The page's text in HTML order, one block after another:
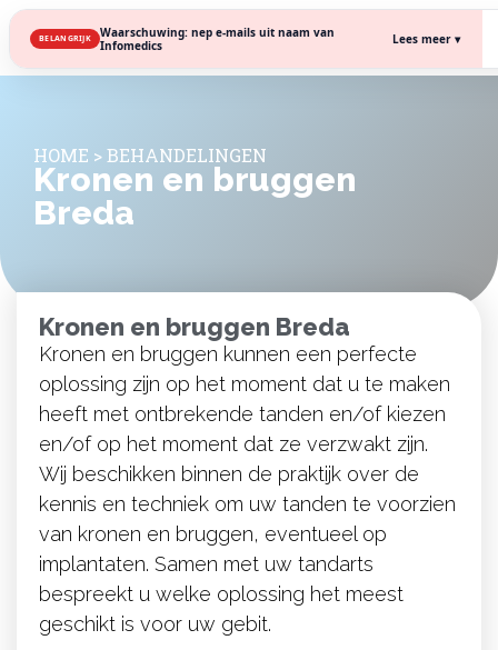
BELANGRIJK
Waarschuwing: nep e-mails uit naam van
Infomedics
Lees meer ▾
HOME >BEHANDELINGEN
Kronen en bruggen
Breda
Kronen en bruggen Breda
Kronen en bruggen kunnen een perfecte
oplossing zijn op het moment dat u te maken
heeft met ontbrekende tanden en/of kiezen
en/of op het moment dat ze verzwakt zijn.
Wij beschikken binnen de praktijk over de
kennis en techniek om uw tanden te voorzien
van kronen en bruggen, eventueel op
implantaten. Samen met uw tandarts
bespreekt u welke oplossing het meest
geschikt is voor uw gebit.